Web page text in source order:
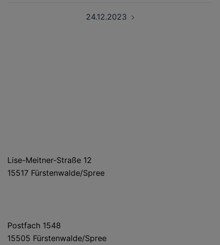
24.12.2023
Lise-Meitner-Straße 12
15517 Fürstenwalde/Spree
Postfach 1548
15505 Fürstenwalde/Spree